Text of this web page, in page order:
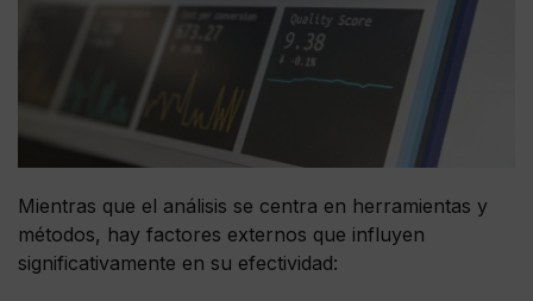
Mientras que el análisis se centra en herramientas y
métodos, hay factores externos que influyen
significativamente en su efectividad: